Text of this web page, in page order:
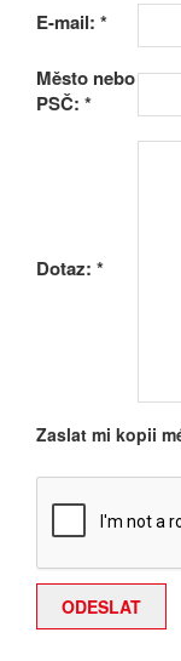
E-mail: *
Město nebo
PSČ: *
Dotaz: *
Zaslat mi kopii